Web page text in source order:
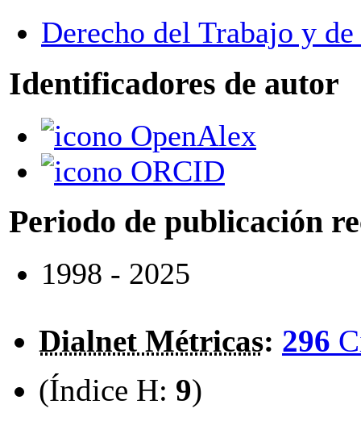
Derecho del Trabajo y
Identificadores de autor
OpenAlex
ORCID
Periodo de publicación
1998 - 2025
Dialnet Métricas: 296
(Índice H: 9)